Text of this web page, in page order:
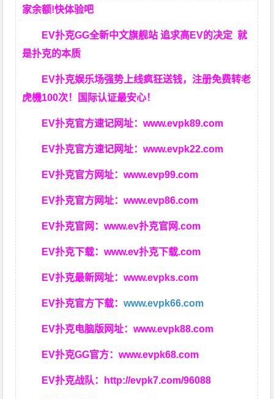
家余额!快体验吧
EV扑克GG全新中文旗舰站 追求高EV的决定就
是扑克的本质
EV扑克娱乐场强势上线疯狂送钱，注册免费转老
虎機100次！国际认证最安心！
EV扑克官方速记网址：www.evpk89.com
EV扑克官方速记网址：www.evpk22.com
EV扑克官方网址：www.evp99.com
EV扑克官方网址：www.evp86.com
EV扑克官网：www.ev扑克官网.com
EV扑克下载：www.ev扑克下载.com
EV扑克最新网址：www.evpks.com
EV扑克官方下载：www.evpk66.com
EV扑克电脑版网址：www.evpk88.com
EV扑克GG官方：www.evpk68.com
EV扑克战队： http://evpk7.com/96088